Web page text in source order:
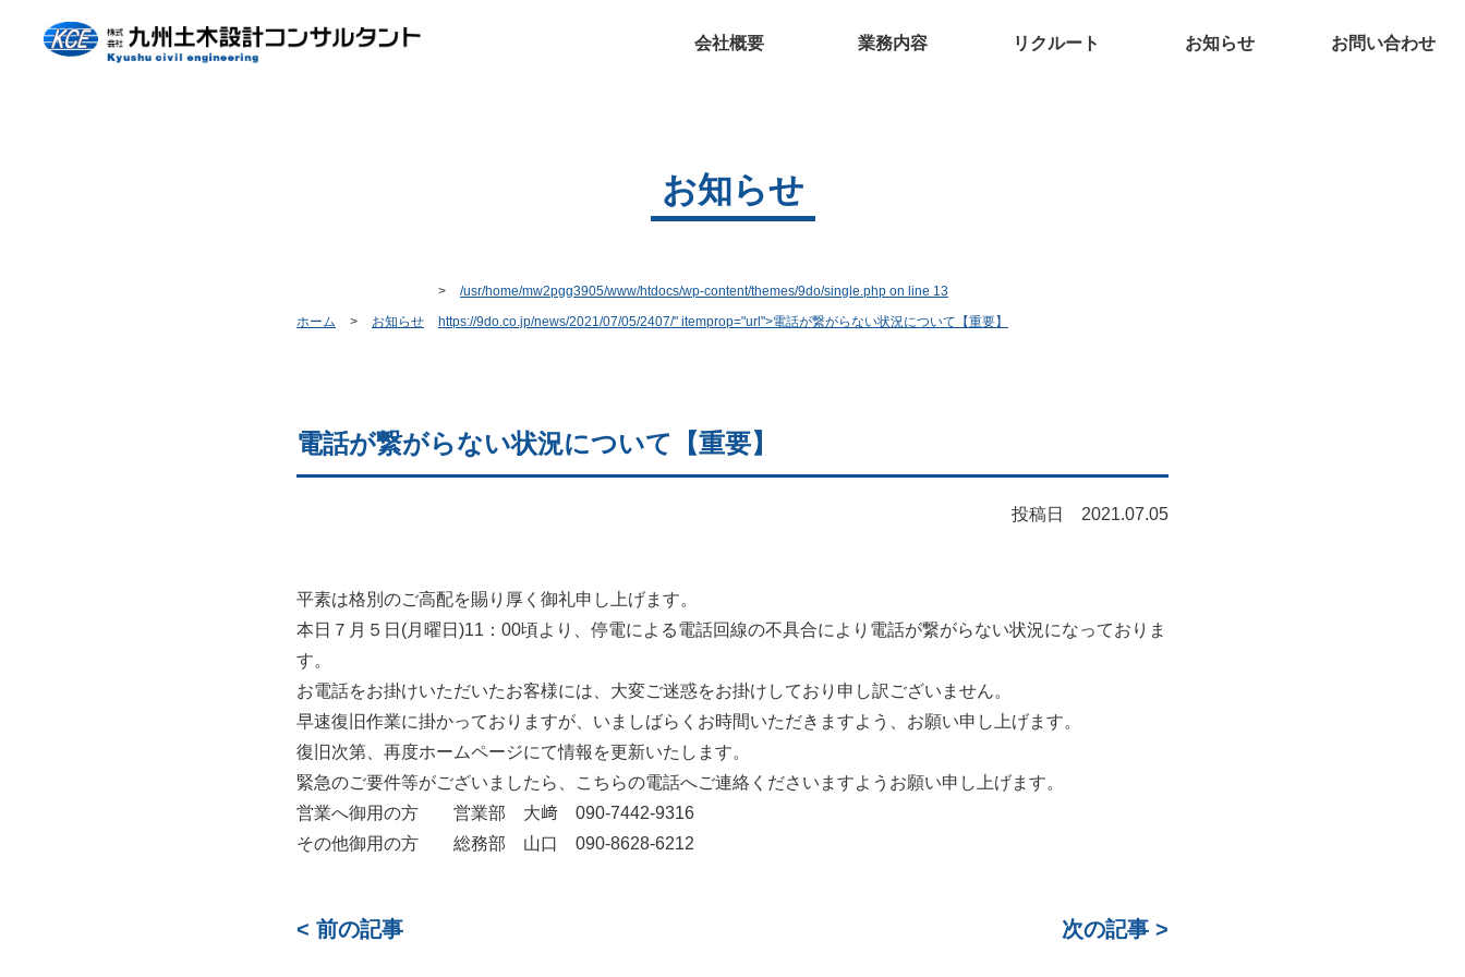
会社概要 業務内容 リクルート お知らせ お問い合わせ
お知らせ
ホーム お知らせ
/usr/home/mw2pgg3905/www/htdocs/wp-content/themes/9do/single.php on line 13
https://9do.co.jp/news/2021/07/05/2407/" itemprop="url">電話が繋がらない状況について【重要】
電話が繋がらない状況について【重要】
投稿日 2021.07.05
平素は格別のご高配を賜り厚く御礼申し上げます。
本日７月５日(月曜日)11：00頃より、停電による電話回線の不具合により電話が繋がらない状況になっておりま
す。
お電話をお掛けいただいたお客様には、大変ご迷惑をお掛けしており申し訳ございません。
早速復旧作業に掛かっておりますが、いましばらくお時間いただきますよう、お願い申し上げます。
復旧次第、再度ホームページにて情報を更新いたします。
緊急のご要件等がございましたら、こちらの電話へご連絡くださいますようお願い申し上げます。
営業へ御用の方 営業部 大﨑 090-7442-9316
その他御用の方 総務部 山口 090-8628-6212
< 前の記事 次の記事 >